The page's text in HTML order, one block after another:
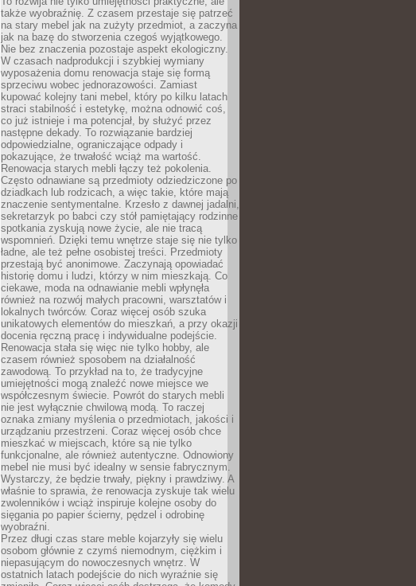
także wyobraźnię. Z czasem przestaje się patrzeć
na stary mebel jak na zużyty przedmiot, a zaczyna
jak na bazę do stworzenia czegoś wyjątkowego.
Nie bez znaczenia pozostaje aspekt ekologiczny.
W czasach nadprodukcji i szybkiej wymiany
wyposażenia domu renowacja staje się formą
sprzeciwu wobec jednorazowości. Zamiast
kupować kolejny tani mebel, który po kilku latach
straci stabilność i estetykę, można odnowić coś,
co już istnieje i ma potencjał, by służyć przez
następne dekady. To rozwiązanie bardziej
odpowiedzialne, ograniczające odpady i
pokazujące, że trwałość wciąż ma wartość.
Renowacja starych mebli łączy też pokolenia.
Często odnawiane są przedmioty odziedziczone po
dziadkach lub rodzicach, a więc takie, które mają
znaczenie sentymentalne. Krzesło z dawnej jadalni,
sekretarzyk po babci czy stół pamiętający rodzinne
spotkania zyskują nowe życie, ale nie tracą
wspomnień. Dzięki temu wnętrze staje się nie tylko
ładne, ale też pełne osobistej treści. Przedmioty
przestają być anonimowe. Zaczynają opowiadać
historię domu i ludzi, którzy w nim mieszkają. Co
ciekawe, moda na odnawianie mebli wpłynęła
również na rozwój małych pracowni, warsztatów i
lokalnych twórców. Coraz więcej osób szuka
unikatowych elementów do mieszkań, a przy okazji
docenia ręczną pracę i indywidualne podejście.
Renowacja stała się więc nie tylko hobby, ale
czasem również sposobem na działalność
zawodową. To przykład na to, że tradycyjne
umiejętności mogą znaleźć nowe miejsce we
współczesnym świecie. Powrót do starych mebli
nie jest wyłącznie chwilową modą. To raczej
oznaka zmiany myślenia o przedmiotach, jakości i
urządzaniu przestrzeni. Coraz więcej osób chce
mieszkać w miejscach, które są nie tylko
funkcjonalne, ale również autentyczne. Odnowiony
mebel nie musi być idealny w sensie fabrycznym.
Wystarczy, że będzie trwały, piękny i prawdziwy. A
właśnie to sprawia, że renowacja zyskuje tak wielu
zwolenników i wciąż inspiruje kolejne osoby do
sięgania po papier ścierny, pędzel i odrobinę
wyobraźni.
Przez długi czas stare meble kojarzyły się wielu
osobom głównie z czymś niemodnym, ciężkim i
niepasującym do nowoczesnych wnętrz. W
ostatnich latach podejście do nich wyraźnie się